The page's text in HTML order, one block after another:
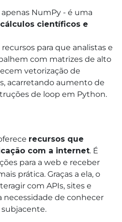
NumPy - é uma
cálculos científicos e
para que analistas e
com matrizes de alto
vetorização de
acarretando aumento de
de loop em Python.
recursos que
com a internet. É
para a web e receber
prática. Graças a ela, o
com APIs, sites e
necessidade de conhecer